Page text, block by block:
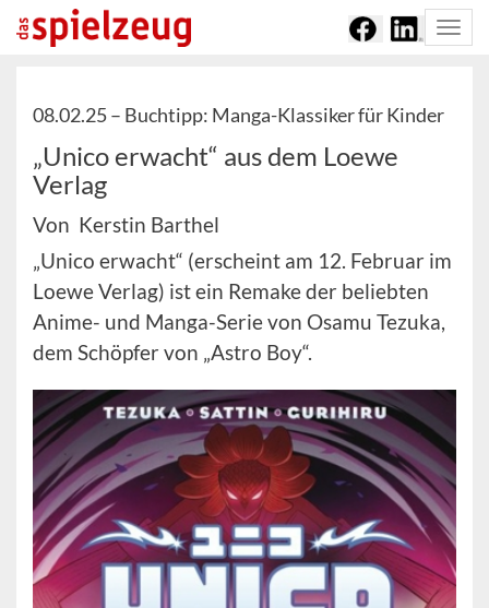
08.02.25 – Buchtipp: Manga-Klassiker für Kinder
„Unico erwacht“ aus dem Loewe
Verlag
Von Kerstin Barthel
„Unico erwacht“ (erscheint am 12. Februar im
Loewe Verlag) ist ein Remake der beliebten
Anime- und Manga-Serie von Osamu Tezuka,
dem Schöpfer von „Astro Boy“.